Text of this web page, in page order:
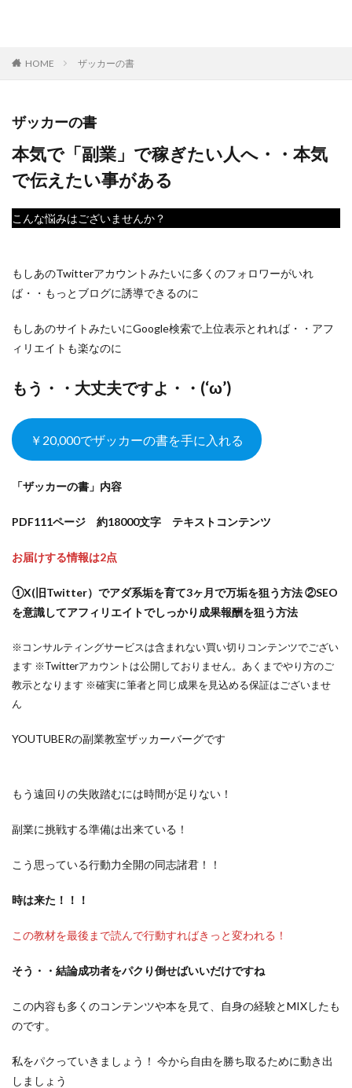
HOME ザッカーの書
ザッカーの書
本気で「副業」で稼ぎたい人へ・・本気
で伝えたい事がある
こんな悩みはございませんか？
もしあのTwitterアカウントみたいに多くのフォロワーがいれ
ば・・もっとブログに誘導できるのに
もしあのサイトみたいにGoogle検索で上位表示とれれば・・アフ
ィリエイトも楽なのに
もう・・大丈夫ですよ・・(‘ω’)
￥20,000でザッカーの書を手に入れる
「ザッカーの書」内容
PDF111ページ 約18000文字 テキストコンテンツ
お届けする情報は2点
①X(旧Twitter）でアダ系垢を育て3ヶ月で万垢を狙う方法 ②SEO
を意識してアフィリエイトでしっかり成果報酬を狙う方法
※コンサルティングサービスは含まれない買い切りコンテンツでござい
ます ※Twitterアカウントは公開しておりません。あくまでやり方のご
教示となります ※確実に筆者と同じ成果を見込める保証はございませ
ん
YOUTUBERの副業教室ザッカーバーグです
もう遠回りの失敗踏むには時間が足りない！
副業に挑戦する準備は出来ている！
こう思っている行動力全開の同志諸君！！
時は来た！！！
この教材を最後まで読んで行動すればきっと変われる！
そう・・結論成功者をパクり倒せばいいだけですね
この内容も多くのコンテンツや本を見て、自身の経験とMIXしたも
のです。
私をパクっていきましょう！ 今から自由を勝ち取るために動き出
しましょう